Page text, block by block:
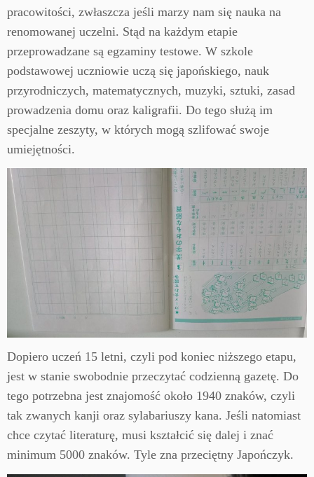
pracowitości, zwłaszcza jeśli marzy nam się nauka na
renomowanej uczelni. Stąd na każdym etapie
przeprowadzane są egzaminy testowe. W szkole
podstawowej uczniowie uczą się japońskiego, nauk
przyrodniczych, matematycznych, muzyki, sztuki, zasad
prowadzenia domu oraz kaligrafii. Do tego służą im
specjalne zeszyty, w których mogą szlifować swoje
umiejętności.
Dopiero uczeń 15 letni, czyli pod koniec niższego etapu,
jest w stanie swobodnie przeczytać codzienną gazetę. Do
tego potrzebna jest znajomość około 1940 znaków, czyli
tak zwanych kanji oraz sylabariuszy kana. Jeśli natomiast
chce czytać literaturę, musi kształcić się dalej i znać
minimum 5000 znaków. Tyle zna przeciętny Japończyk.